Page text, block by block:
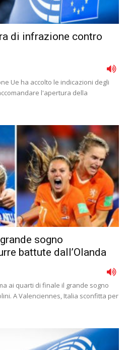
di infrazione contro
Ue ha accolto le indicazioni degli
l'apertura della
sogno
battute dall’Olanda
ai quarti di finale il grande sogno
A Valenciennes, Italia sconfitta per